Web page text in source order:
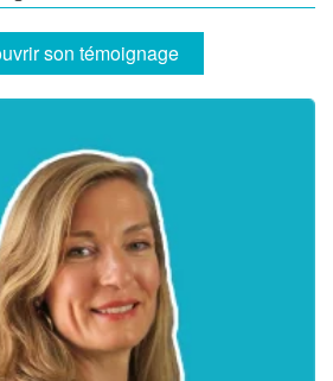
son témoignage